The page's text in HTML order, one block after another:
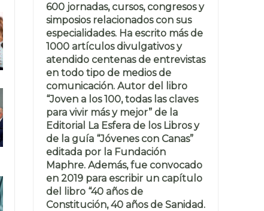
600 jornadas, cursos, congresos y
simposios relacionados con sus
especialidades. Ha escrito más de
1000 artículos divulgativos y
atendido centenas de entrevistas
en todo tipo de medios de
comunicación. Autor del libro
“Joven a los 100, todas las claves
para vivir más y mejor” de la
Editorial La Esfera de los Libros y
de la guía “Jóvenes con Canas”
editada por la Fundación
Maphre. Además, fue convocado
en 2019 para escribir un capítulo
del libro “40 años de
Constitución, 40 años de Sanidad.